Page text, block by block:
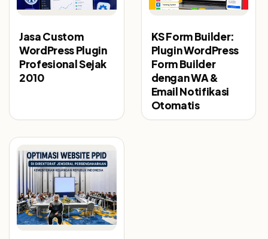
Jasa Custom
WordPress Plugin
Profesional Sejak
2010
KS Form Builder:
Plugin WordPress
Form Builder
dengan WA &
Email Notifikasi
Otomatis